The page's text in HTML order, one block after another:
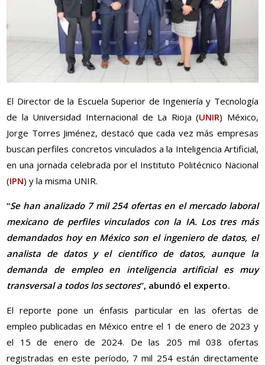
El Director de la Escuela Superior de Ingeniería y Tecnología
de la Universidad Internacional de La Rioja (UNIR) México,
Jorge Torres Jiménez, destacó que cada vez más empresas
buscan perfiles concretos vinculados a la Inteligencia Artificial,
en una jornada celebrada por el Instituto Politécnico Nacional
(IPN) y la misma UNIR.
“Se han analizado 7 mil 254 ofertas en el mercado laboral
mexicano de perfiles vinculados con la IA. Los tres más
demandados hoy en México son el ingeniero de datos, el
analista de datos y el científico de datos, aunque la
demanda de empleo en inteligencia artificial es muy
transversal a todos los sectores”, abundó el experto.
El reporte pone un énfasis particular en las ofertas de
empleo publicadas en México entre el 1 de enero de 2023 y
el 15 de enero de 2024. De las 205 mil 038 ofertas
registradas en este período, 7 mil 254 están directamente